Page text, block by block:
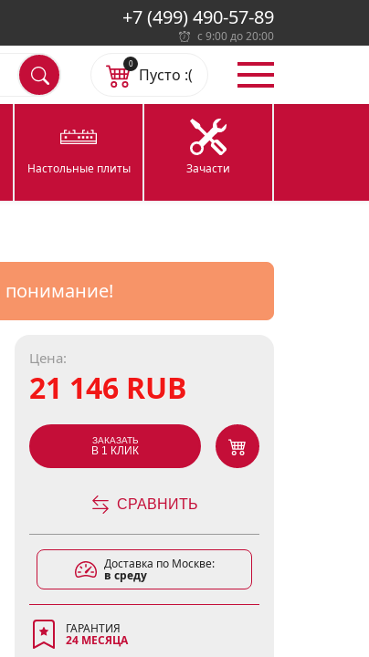
+7 (499) 490-57-89
с 9:00 до 20:00
Пусто :(
0
Настольные плиты Зачасти
понимание!
Цена:
21 146 RUB
ЗАКАЗАТЬ
В 1 КЛИК
СРАВНИТЬ
Доставка по Москве:
в среду
ГАРАНТИЯ
24 МЕСЯЦА